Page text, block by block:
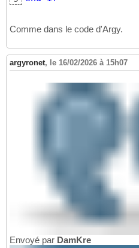
Comme dans le code d'Argy.
argyronet, le 16/02/2026 à 15h07
Envoyé par DamKre